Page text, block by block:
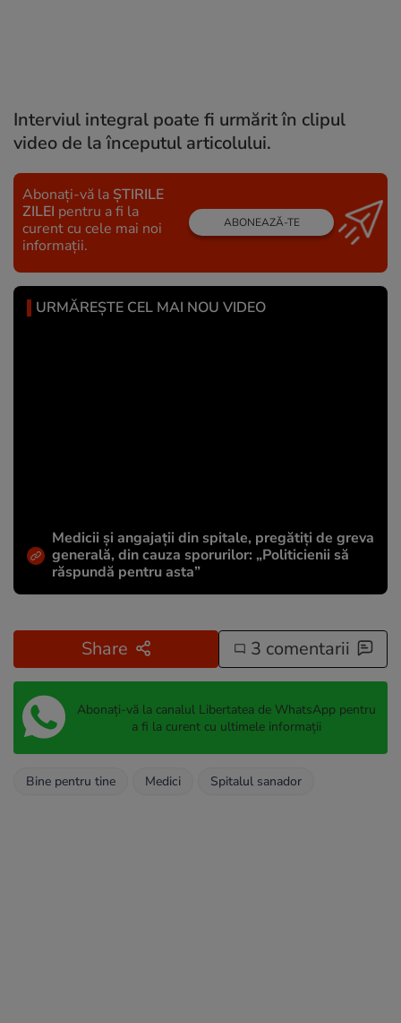
Interviul integral poate fi urmărit în clipul
video de la începutul articolului.
Abonați-vă la ȘTIRILE
ZILEI pentru a fi la
curent cu cele mai noi
informații.
ABONEAZĂ-TE
URMĂREȘTE CEL MAI NOU VIDEO
Medicii și angajații din spitale, pregătiți de greva
generală, din cauza sporurilor: „Politicienii să
răspundă pentru asta”
Share 3 comentarii
Abonați-vă la canalul Libertatea de WhatsApp pentru
a fi la curent cu ultimele informații
Bine pentru tine Medici Spitalul sanador